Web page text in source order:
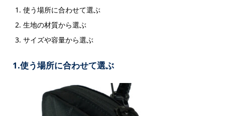
使う場所に合わせて選ぶ
生地の材質から選ぶ
サイズや容量から選ぶ
1.使う場所に合わせて選ぶ